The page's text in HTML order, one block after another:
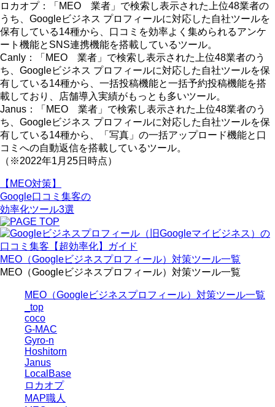
ロカオプ：「MEO 業者」で検索し表示された上位48業者の
うち、Googleビジネス プロフィールに対応した自社ツールを
保有している14種から、口コミを効率よく集められるアンケ
ート機能とSNS連携機能を搭載しているツール。
Canly：「MEO 業者」で検索し表示された上位48業者のう
ち、Googleビジネス プロフィールに対応した自社ツールを保
有している14種から、一括投稿機能と一括予約投稿機能を搭
載しており、店舗導入実績がもっとも多いツール。
Janus：「MEO 業者」で検索し表示された上位48業者のう
ち、Googleビジネス プロフィールに対応した自社ツールを保
有している14種から、「写真」の一括アップロード機能と口
コミへの自動返信を搭載しているツール。
（※2022年1月25日時点）
【MEO対策】
Google口コミ集客の
効率化ツール3選
MEO（Googleビジネスプロフィール）対策ツール一覧
MEO（Googleビジネスプロフィール）対策ツール一覧
MEO（Googleビジネスプロフィール）対策ツール一覧
_top
coco
G-MAC
Gyro-n
Hoshitorn
Janus
LocalBase
ロカオプ
MAP職人